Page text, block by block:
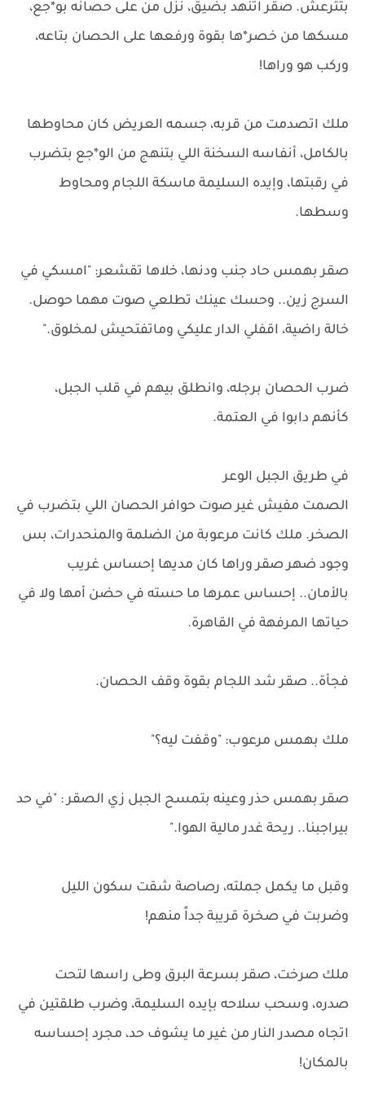
بتترعش. صقر اتنهد بضيق، نزل من على حصانه بو*جع،
مسكها من خصر*ها بقوة ورفعها على الحصان بتاعه،
وركب هو وراها!
ملك اتصدمت من قربه، جسمه العريض كان محاوطها
بالكامل، أنفاسه السخنة اللي بتنهج من الو*جع بتضرب
في رقبتها، وإيده السليمة ماسكة اللجام ومحاوط
وسطها.
صقر بهمس حاد جنب ودنها، خلاها تقشعر: "امسكي في
السرج زين.. وحسك عينك تطلعي صوت مهما حوصل.
خالة راضية، اقفلي الدار عليكي وماتفتحيش لمخلوق."
ضرب الحصان برجله، وانطلق بيهم في قلب الجبل،
كأنهم دابوا في العتمة.
في طريق الجبل الوعر
الصمت مفيش غير صوت حوافر الحصان اللي بتضرب في
الصخر. ملك كانت مرعوبة من الضلمة والمنحدرات، بس
وجود ضهر صقر وراها كان مديها إحساس غريب
بالأمان.. إحساس عمرها ما حسته في حضن أمها ولا في
حياتها المرفهة في القاهرة.
فجأة.. صقر شد اللجام بقوة وقف الحصان.
ملك بهمس مرعوب: "وقفت ليه؟"
صقر بهمس حذر وعينه بتمسح الجبل زي الصقر : "في حد
بيراجبنا.. ريحة غدر مالية الهوا."
وقبل ما يكمل جملته، رصاصة شقت سكون الليل
وضربت في صخرة قريبة جداً منهم!
ملك صرخت، صقر بسرعة البرق وطى راسها لتحت
صدره، وسحب سلاحه بإيده السليمة، وضرب طلقتين في
اتجاه مصدر النار من غير ما يشوف حد، مجرد إحساسه
بالمكان!